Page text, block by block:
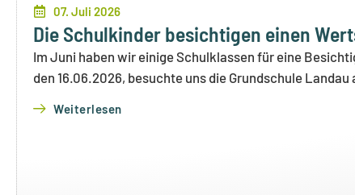
07. Juli 2026
Die Schulkinder besichtigen einen
Im Juni haben wir einige Schulklassen für eine
den 16.06.2026, besuchte uns die Grundschule
Weiterlesen